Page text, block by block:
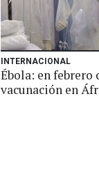
INTERNACIONAL
Ébola: en febrero
vacunación en